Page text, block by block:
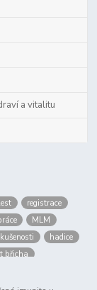
a vitalitu
registrace
MLM
hadice
břicha
brigáda